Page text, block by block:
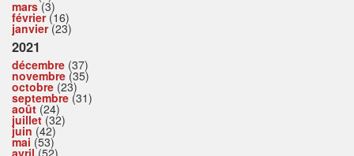
mars(3)
février(16)
janvier(23)
2021
décembre (37)
novembre (35)
octobre (23)
septembre (31)
août (24)
juillet(32)
juin (42)
mai (53)
avril(52)